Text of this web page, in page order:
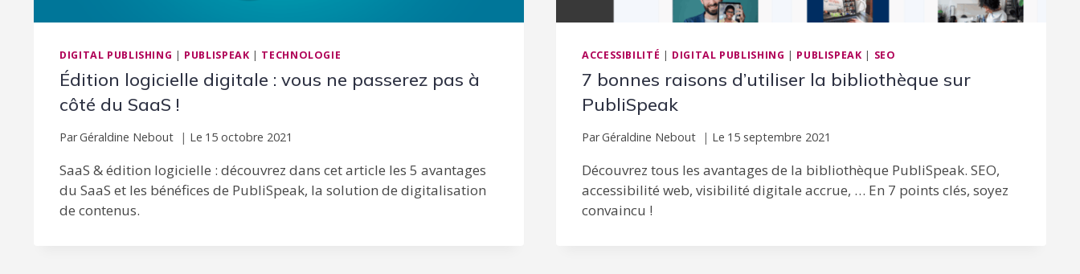
DIGITAL PUBLISHING | PUBLISPEAK | TECHNOLOGIE
Édition logicielle digitale : vous ne passerez pas à
côté du SaaS !
ParGéraldine Nebout Le 15 octobre 2021
SaaS & édition logicielle : découvrez dans cet article les 5 avantages
du SaaS et les bénéfices de PubliSpeak, la solution de digitalisation
de contenus.
ACCESSIBILITÉ | DIGITAL PUBLISHING | PUBLISPEAK | SEO
7 bonnes raisons d’utiliser la bibliothèque sur
PubliSpeak
ParGéraldine Nebout Le 15 septembre 2021
Découvrez tous les avantages de la bibliothèque PubliSpeak. SEO,
accessibilité web, visibilité digitale accrue, … En 7 points clés, soyez
convaincu !